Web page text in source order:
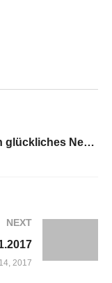
Frohe Festtage und ein glückliches Neues Jahr 2017
NEXT
2017